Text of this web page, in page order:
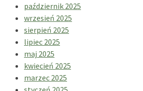
październik 2025
wrzesień 2025
sierpień 2025
lipiec 2025
maj 2025
kwiecień 2025
marzec 2025